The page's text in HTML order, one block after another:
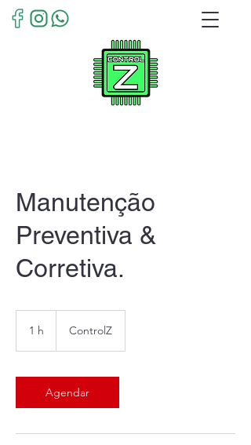
Manutenção
Preventiva &
Corretiva.
1 h ControlZ
Agendar